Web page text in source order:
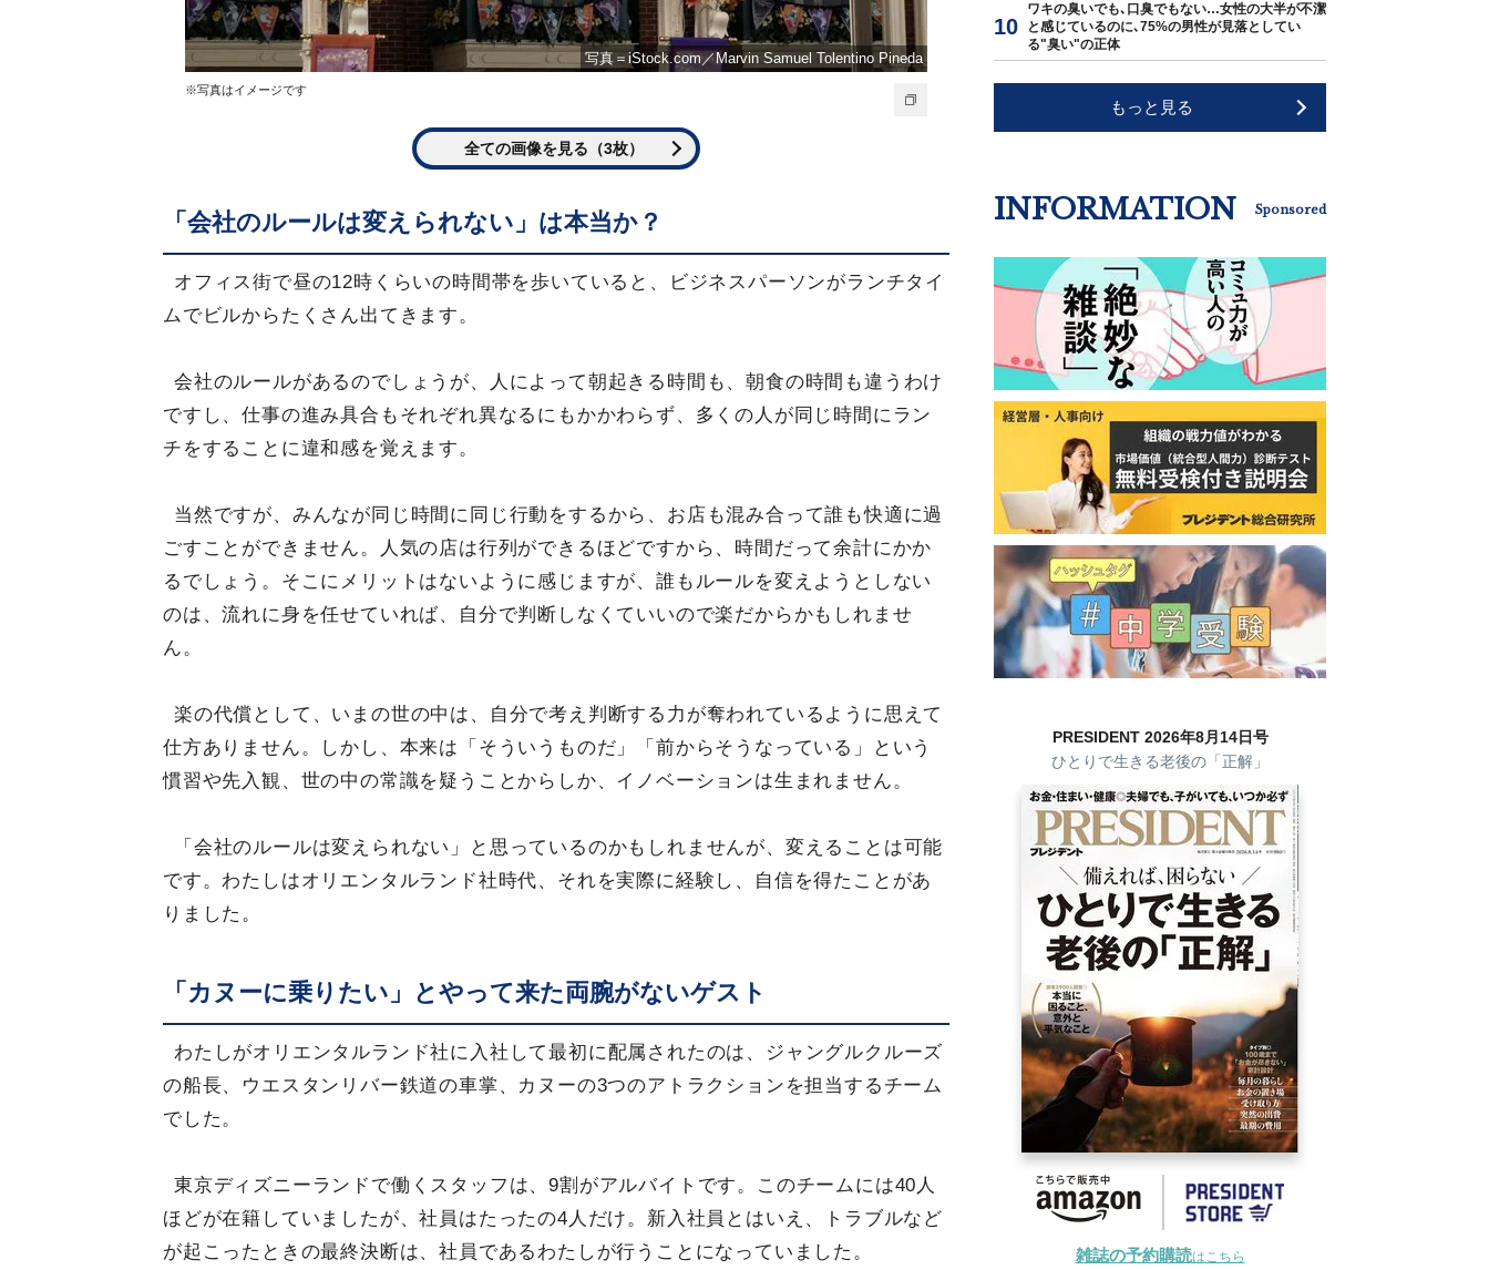
写真＝iStock.com／Marvin Samuel Tolentino Pineda
※写真はイメージです
全ての画像を見る（3枚）
「会社のルールは変えられない」は本当か？
オフィス街で昼の12時くらいの時間帯を歩いていると、ビジネスパーソンがランチタイ
ムでビルからたくさん出てきます。
会社のルールがあるのでしょうが、人によって朝起きる時間も、朝食の時間も違うわけ
ですし、仕事の進み具合もそれぞれ異なるにもかかわらず、多くの人が同じ時間にラン
チをすることに違和感を覚えます。
当然ですが、みんなが同じ時間に同じ行動をするから、お店も混み合って誰も快適に過
ごすことができません。人気の店は行列ができるほどですから、時間だって余計にかか
るでしょう。そこにメリットはないように感じますが、誰もルールを変えようとしない
のは、流れに身を任せていれば、自分で判断しなくていいので楽だからかもしれませ
ん。
楽の代償として、いまの世の中は、自分で考え判断する力が奪われているように思えて
仕方ありません。しかし、本来は「そういうものだ」「前からそうなっている」という
慣習や先入観、世の中の常識を疑うことからしか、イノベーションは生まれません。
「会社のルールは変えられない」と思っているのかもしれませんが、変えることは可能
です。わたしはオリエンタルランド社時代、それを実際に経験し、自信を得たことがあ
りました。
「カヌーに乗りたい」とやって来た両腕がないゲスト
わたしがオリエンタルランド社に入社して最初に配属されたのは、ジャングルクルーズ
の船長、ウエスタンリバー鉄道の車掌、カヌーの3つのアトラクションを担当するチーム
でした。
東京ディズニーランドで働くスタッフは、9割がアルバイトです。このチームには40人
ほどが在籍していましたが、社員はたったの4人だけ。新入社員とはいえ、トラブルなど
が起こったときの最終決断は、社員であるわたしが行うことになっていました。
ワキの臭いでも､口臭でもない…女性の大半が不潔
と感じているのに､75%の男性が見落としてい
る"臭い"の正体
もっと見る
INFORMATION Sponsored
PRESIDENT 2026年8月14日号
ひとりで生きる老後の「正解」
雑誌の予約購読はこちら